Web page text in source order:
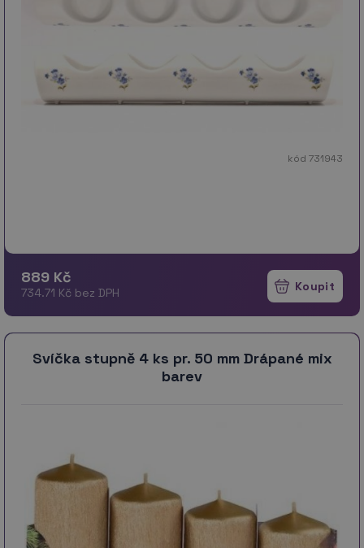
kód 731943
889 Kč
734.71 Kč bez DPH
Svíčka stupně 4 ks pr. 50 mm Drápané mix
barev